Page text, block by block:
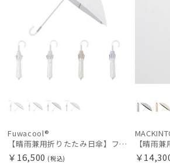
Fuwacool®
【晴雨兼用折りたたみ日傘】フワクール®ホワイト（Fuwacool® White）トーンonトーン 1級遮光 遮熱 UV99%以上
￥16,500 (税込) ￥